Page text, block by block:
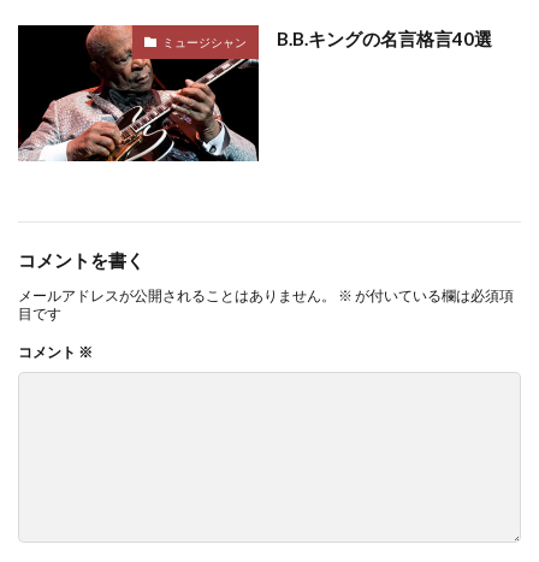
ミュージシャン B.B.キングの名言格言40選
コメントを書く
メールアドレスが公開されることはありません。 ※ が付いている欄は必須項
目です
コメント ※